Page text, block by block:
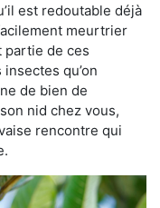
est redoutable déjà
meurtrier
partie de ces
qu’on
de bien de
nid chez vous,
rencontre qui